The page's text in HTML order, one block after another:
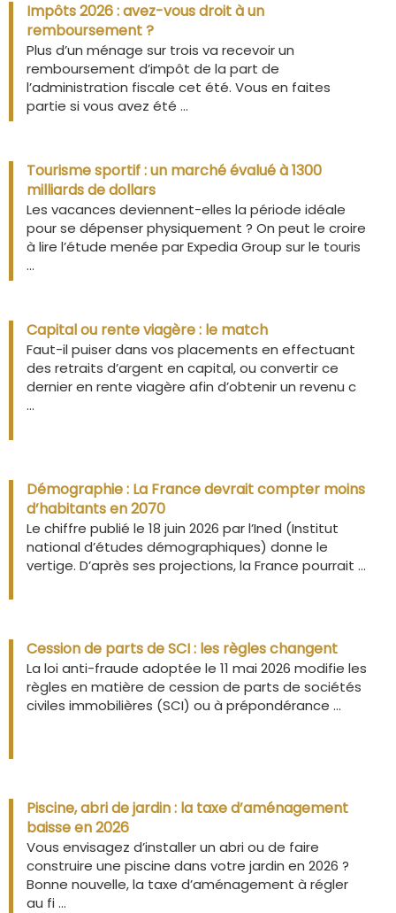
Impôts 2026 : avez-vous droit à un
remboursement ?
Plus d’un ménage sur trois va recevoir un
remboursement d’impôt de la part de
l’administration fiscale cet été. Vous en faites
partie si vous avez été ...
Tourisme sportif : un marché évalué à 1300
milliards de dollars
Les vacances deviennent-elles la période idéale
pour se dépenser physiquement ? On peut le croire
à lire l’étude menée par Expedia Group sur le touris
...
Capital ou rente viagère : le match
Faut-il puiser dans vos placements en effectuant
des retraits d’argent en capital, ou convertir ce
dernier en rente viagère afin d’obtenir un revenu c
...
Démographie : La France devrait compter moins
d’habitants en 2070
Le chiffre publié le 18 juin 2026 par l’Ined (Institut
national d’études démographiques) donne le
vertige. D’après ses projections, la France pourrait ...
Cession de parts de SCI : les règles changent
La loi anti-fraude adoptée le 11 mai 2026 modifie les
règles en matière de cession de parts de sociétés
civiles immobilières (SCI) ou à prépondérance ...
Piscine, abri de jardin : la taxe d’aménagement
baisse en 2026
Vous envisagez d’installer un abri ou de faire
construire une piscine dans votre jardin en 2026 ?
Bonne nouvelle, la taxe d’aménagement à régler
au fi ...